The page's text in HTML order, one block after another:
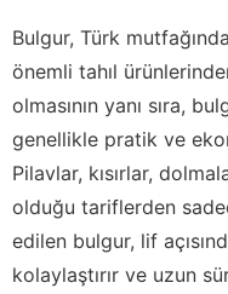
Bulgur, Türk
önemli tahıl
olmasının yanı sıra,
genellikle pratik ve
Pilavlar, kısırlar,
olduğu tariflerden
edilen bulgur, lif
kolaylaştırır ve uzun